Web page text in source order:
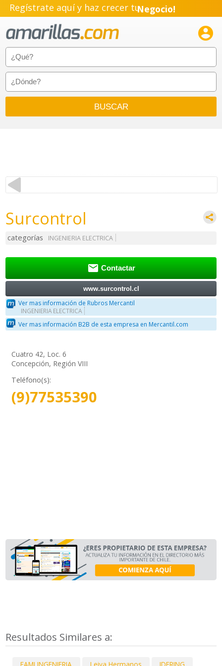
Regístrate aquí y haz crecer tuNegocio!
Emprendimiento!

Surcontrol
categorías INGENIERIA ELECTRICA
 Contactar
www.surcontrol.cl
Ver mas información de Rubros Mercantil
INGENIERIA ELECTRICA
Ver mas información B2B de esta empresa en Mercantil.com
Cuatro 42, Loc. 6
Concepción, Región VIII
Teléfono(s):
(9)77535390
Resultados Similares a: